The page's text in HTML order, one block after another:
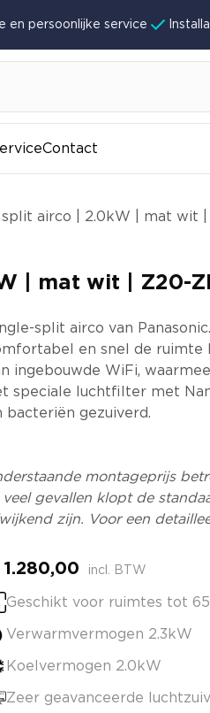
persoonlijke service Installatie
Contact
split airco | 2.0kW | mat wit |
| mat wit | Z20-
split airco van
en snel de ruimte
ingebouwde WiFi,
speciale luchtfilter met
bacteriën gezuiverd.
montageprijs
veel gevallen klopt de
zijn. Voor een
1.280,00 incl. BTW
Geschikt voor ruimtes tot
Verwarmvermogen 2.3kW
Koelvermogen 2.0kW
Zeer geavanceerde